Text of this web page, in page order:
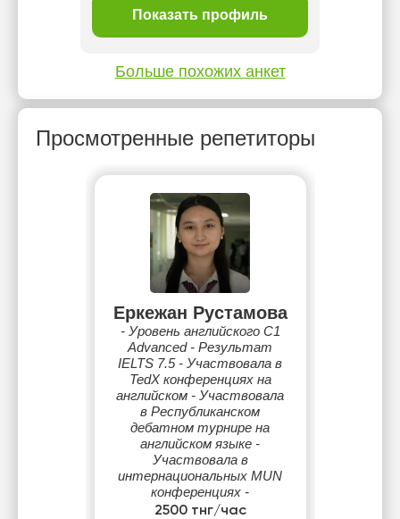
Показать профиль
Больше похожих анкет
Просмотренные репетиторы
Еркежан Рустамова
- Уровень английского С1
Advanced - Результат
IELTS 7.5 - Участвовала в
TedX конференциях на
английском - Участвовала
в Республиканском
дебатном турнире на
английском языке -
Участвовала в
интернациональных MUN
конференциях -
Преподавала в
2500 тнг/час